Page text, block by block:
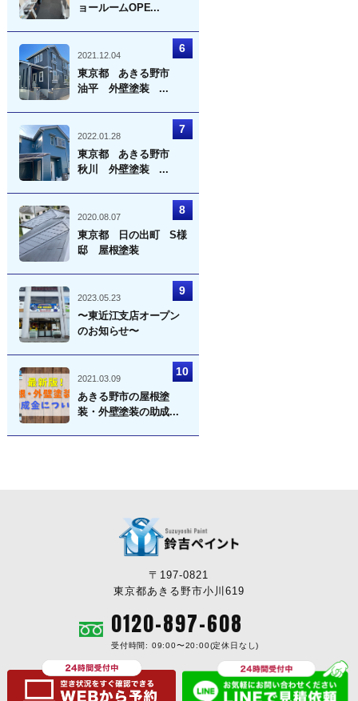
ョールームOPE...
2021.12.04
東京都 あきる野市
油平 外壁塗装 ...
2022.01.28
東京都 あきる野市
秋川 外壁塗装 ...
2020.08.07
東京都 日の出町 S様
邸 屋根塗装
2023.05.23
〜東近江支店オープン
のお知らせ〜
2021.03.09
あきる野市の屋根塗
装・外壁塗装の助成...
〒197-0821
東京都あきる野市小川619
0120-897-608
受付時間: 09:00〜20:00(定休日なし)